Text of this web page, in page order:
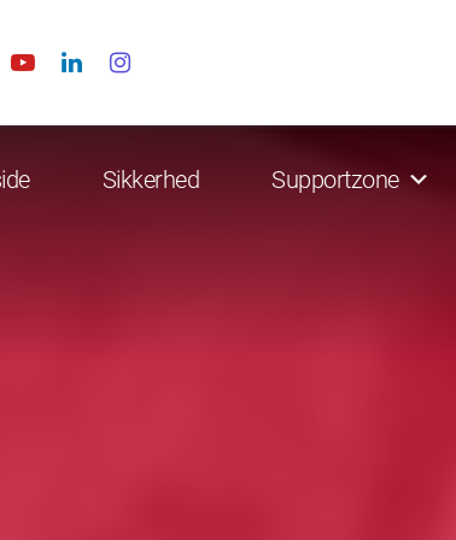
Sikkerhed Supportzone